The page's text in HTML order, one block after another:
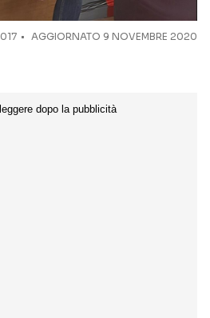
AGGIORNATO 9 NOVEMBRE 2020